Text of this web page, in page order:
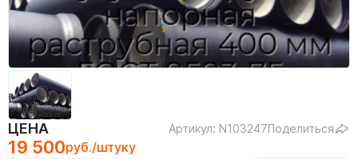
ЦЕНА Артикул: N103247Поделиться
19 500руб./штуку